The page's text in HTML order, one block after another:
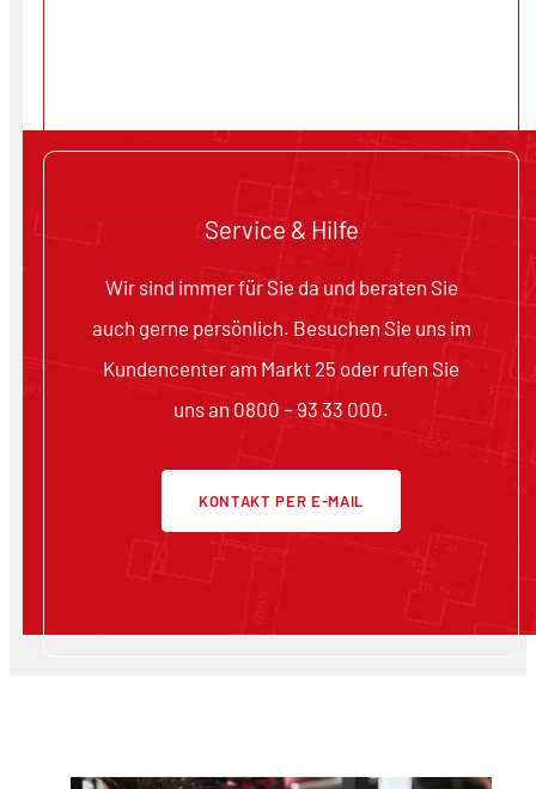
Service & Hilfe
Wir sind immer für Sie da und beraten Sie
auch gerne persönlich. Besuchen Sie uns im
Kundencenter am Markt 25 oder rufen Sie
uns an 0800 – 93 33 000.
KONTAKT PER E-MAIL